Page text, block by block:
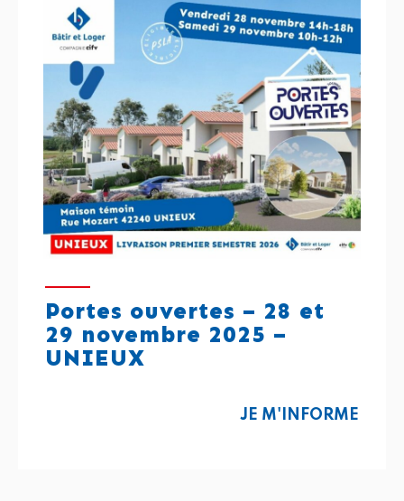
Portes ouvertes – 28 et
29 novembre 2025 –
UNIEUX
JE M'INFORME